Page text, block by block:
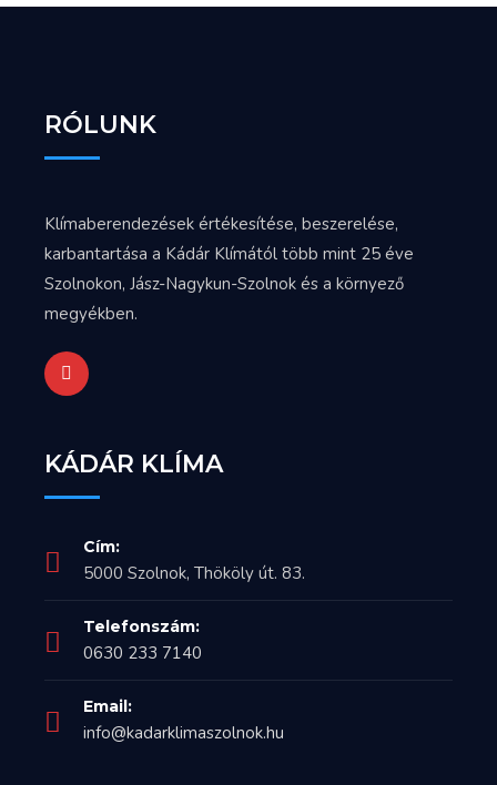
RÓLUNK
Klímaberendezések értékesítése, beszerelése,
karbantartása a Kádár Klímától több mint 25 éve
Szolnokon, Jász-Nagykun-Szolnok és a környező
megyékben.
KÁDÁR KLÍMA
Cím:
5000 Szolnok, Thököly út. 83.
Telefonszám:
0630 233 7140
Email:
info@kadarklimaszolnok.hu